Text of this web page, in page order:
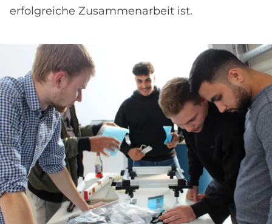
erfolgreiche Zusammenarbeit ist.